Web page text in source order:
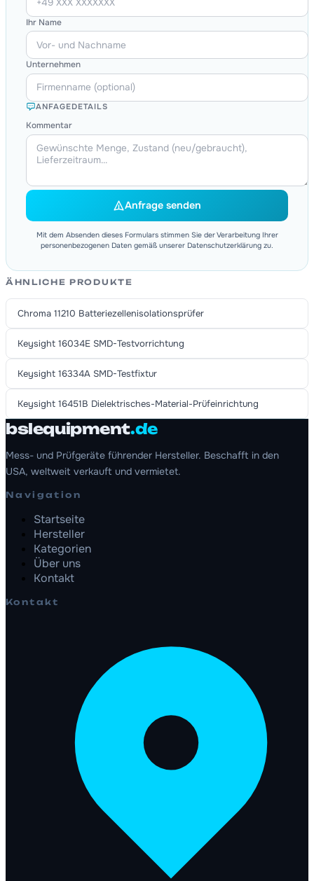
Ihr Name
Unternehmen
ANFAGEDETAILS
Kommentar
Anfrage senden
Mit dem Absenden dieses Formulars stimmen Sie der Verarbeitung Ihrer
personenbezogenen Daten gemäß unserer Datenschutzerklärung zu.
ÄHNLICHE PRODUKTE
Chroma 11210 Batteriezellenisolationsprüfer
Keysight 16034E SMD-Testvorrichtung
Keysight 16334A SMD-Testfixtur
Keysight 16451B Dielektrisches-Material-Prüfeinrichtung
bslequipment.de
Mess- und Prüfgeräte führender Hersteller. Beschafft in den
USA, weltweit verkauft und vermietet.
Navigation
Startseite
Hersteller
Kategorien
Über uns
Kontakt
Kontakt